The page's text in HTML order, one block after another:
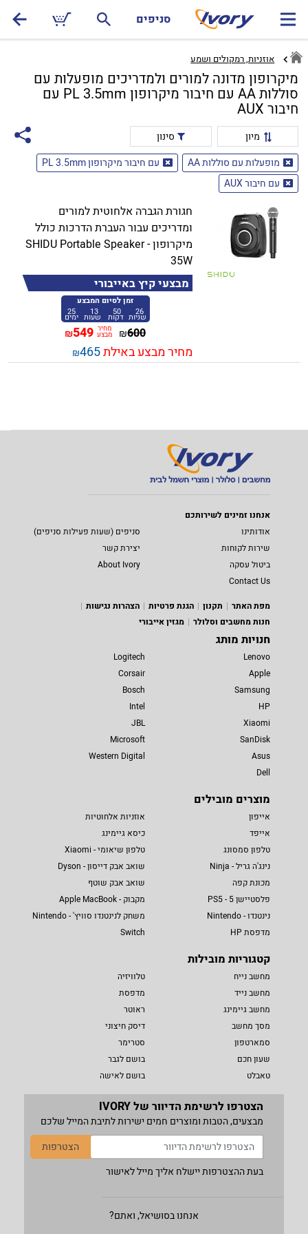
סניפים
אוזניות, רמקולים ושמע
מיקרופון מדונה למורים ולמדריכים מופעלות עם
סוללות AA עם חיבור מיקרופון PL 3.5mm עם
חיבור AUX
מיון
סינון
מופעלות עם סוללות AA
עם חיבור מיקרופון PL 3.5mm
עם חיבור AUX
חגורת הגברה אלחוטית למורים
ומדריכים עבור העברת הדרכות כולל
מיקרופון - SHIDU Portable Speaker
35W
מבצעי קיץ באייבורי
זמן לסיום המבצע
26
שניות 50
דקות 13
שעות 25
ימים
600
₪ מחיר
מבצע 549
₪
מחיר מבצע באילת465
₪
אנחנו זמינים לשירותכם
אודותינו
סניפים (שעות פעילות סניפים)
שירות לקוחות
יצירת קשר
ביטול עסקה
About Ivory
Contact Us
מפת האתר
תקנון הגנת פרטיות
הצהרות נגישות
חנות מחשבים וסלולר
מגזין אייבורי
חנויות מותג
Lenovo
Apple
Samsung
HP
Xiaomi
SanDisk
Asus
Dell
Logitech
Corsair
Bosch
Intel
JBL
Microsoft
Western Digital
מוצרים מובילים
אייפון
אייפד
טלפון סמסונג
נינג'ה גריל - Ninja
מכונת קפה
פלסטיישן 5 - PS5
נינטנדו - Nintendo
מדפסת HP
אוזניות אלחוטיות
כיסא גיימינג
טלפון שיאומי - Xiaomi
שואב אבק דייסון - Dyson
שואב אבק שוטף
מקבוק - Apple MacBook
משחק לנינטנדו סוויץ' - Nintendo
Switch
קטגוריות מובילות
מחשב נייח
מחשב נייד
מחשב גיימינג
מסך מחשב
סמארטפון
שעון חכם
טאבלט
טלוויזיה
מדפסת
ראוטר
דיסק חיצוני
סטרימר
בושם לגבר
בושם לאישה
הצטרפו לרשימת הדיוור של IVORY
מבצעים, הטבות ומוצרים חמים ישירות לתיבת המייל שלכם
הצטרפות
בעת ההצטרפות יישלח אליך מייל לאישור
אנחנו בסושיאל, ואתם?